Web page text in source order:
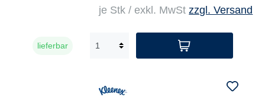
je Stk / exkl. MwStzzgl. Versand
lieferbar